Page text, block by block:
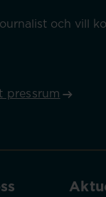
och vill
pressrum